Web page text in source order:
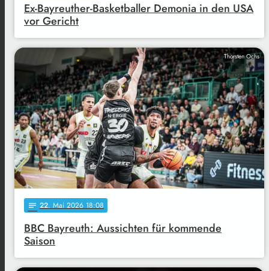
Ex-Bayreuther-Basketballer Demonia in den USA
vor Gericht
Thorsten Ochs
notes 22. Mai 2026 18:08
BBC Bayreuth: Aussichten für kommende
Saison